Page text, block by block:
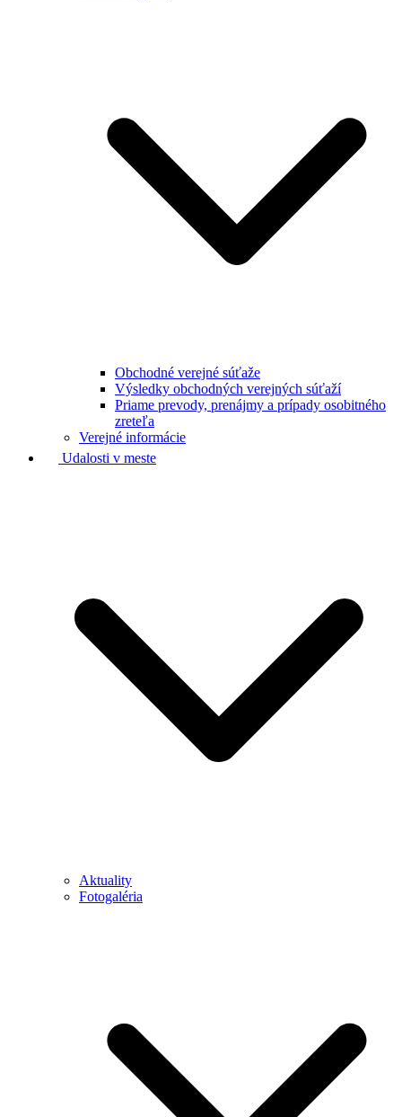
Obchodné verejné súťaže
Výsledky obchodných verejných súťaží
Priame prevody, prenájmy a prípady osobitného
zreteľa
Verejné informácie
Udalosti v meste
Aktuality
Fotogaléria